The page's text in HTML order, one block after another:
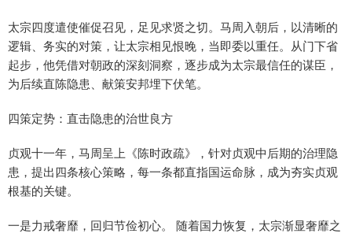
太宗四度遣使催促召见，足见求贤之切。马周入朝后，以清晰的
逻辑、务实的对策，让太宗相见恨晚，当即委以重任。从门下省
起步，他凭借对朝政的深刻洞察，逐步成为太宗最信任的谋臣，
为后续直陈隐患、献策安邦埋下伏笔。
四策定势：直击隐患的治世良方
贞观十一年，马周呈上《陈时政疏》，针对贞观中后期的治理隐
患，提出四条核心策略，每一条都直指国运命脉，成为夯实贞观
根基的关键。
一是力戒奢靡，回归节俭初心。 随着国力恢复，太宗渐显奢靡之